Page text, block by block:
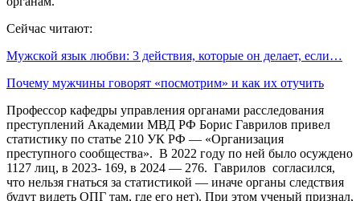
Сейчас читают:
Мужской язык любви: 3 действия, которые он делает, если…
Почему мужчины говорят «посмотрим» и как их отучить
Профессор кафедры управления органами расследования
преступлений Академии МВД РФ Борис Гаврилов привел
статистику по статье 210 УК РФ — «Организация
преступного сообщества». В 2022 году по ней было осуждено
1127 лиц, в 2023- 169, в 2024 — 276. Гаврилов согласился,
что нельзя гнаться за статистикой — иначе органы следствия
будут видеть ОПГ там, где его нет). При этом ученый признал,